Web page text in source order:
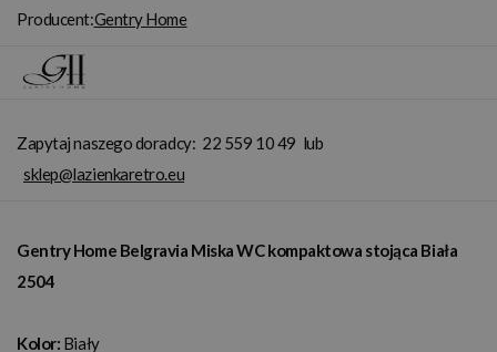
Producent:Gentry Home
Zapytaj naszego doradcy: 22 559 10 49 lub
sklep@lazienkaretro.eu
Gentry Home Belgravia Miska WC kompaktowa stojąca Biała
2504
Kolor: Biały